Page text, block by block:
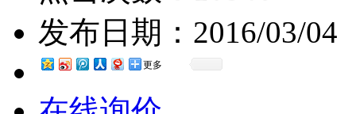
发布日期： 2016/03/04
更多